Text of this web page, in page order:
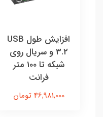
افزایش طول USB
3.2 و سریال روی
شبکه تا 100 متر
فرانت
46,981,000 تومان